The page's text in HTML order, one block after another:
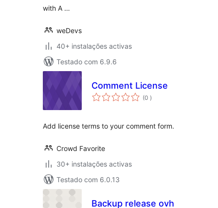
with A …
weDevs
40+ instalações activas
Testado com 6.9.6
Comment License
(0 classificações
)
Add license terms to your comment form.
Crowd Favorite
30+ instalações activas
Testado com 6.0.13
Backup release ovh